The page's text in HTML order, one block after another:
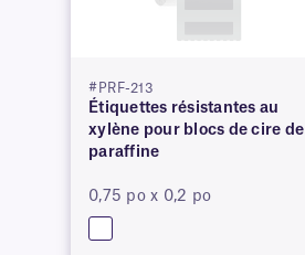
#PRF-213
Étiquettes résistantes au
xylène pour blocs de cire de
paraffine
0,75 po x 0,2 po